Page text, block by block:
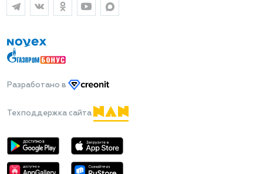
Разработано в
Техподдержка сайта